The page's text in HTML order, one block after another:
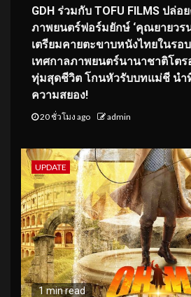
GDH ร่วมกับ TOFU FILMS ปล่อ
ภาพยนตร์ฟอร์มยักษ์ ‘คุณยายวรน
เตรียมคายตะขาบหนังไทยในร
เทศกาลภาพยนตร์นานาชาติโตร
ทุ่มสุดชีวิต โกนหัวรับบทแม่ชี นำ
ความสยอง!
20 ชั่วโมง ago admin
UPDATE
1 min read